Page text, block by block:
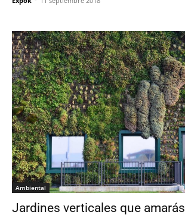
Ambiental
Jardines verticales que amarás